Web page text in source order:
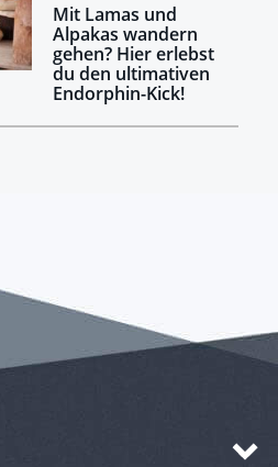
Mit Lamas und
Alpakas wandern
gehen? Hier erlebst
du den ultimativen
Endorphin-Kick!